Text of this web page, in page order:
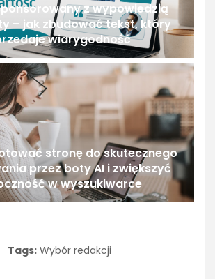
z wypowiedzią
– jak zbudować tekst, który
wiarygodność
stronę do skutecznego
przez boty AI i zwiększyć
w wyszukiwarce
Tags: Wybór redakcji